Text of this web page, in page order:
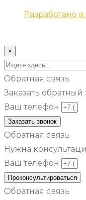
Разработано
×
Обратная связь
Заказать обратный
Ваш телефон
Заказать звонок
Обратная связь
Нужна
Ваш телефон
Проконсультироваться
Обратная связь